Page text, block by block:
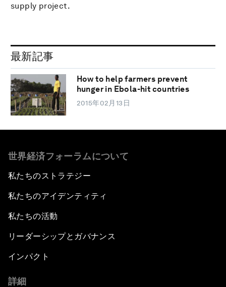
supply project.
最新記事
How to help farmers prevent
hunger in Ebola-hit countries
2015年02月13日
世界経済フォーラムについて
私たちのストラテジー
私たちのアイデンティティ
私たちの活動
リーダーシップとガバナンス
インパクト
詳細